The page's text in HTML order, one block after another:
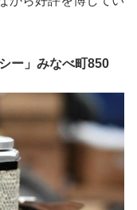
ー」みなべ町850